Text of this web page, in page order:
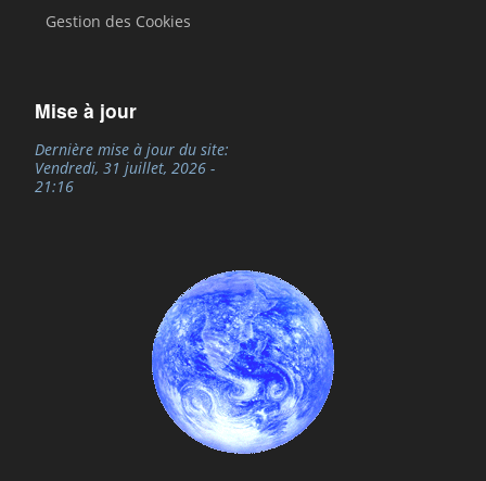
Gestion des Cookies
Mise à jour
Dernière mise à jour du site:
Vendredi, 31 juillet, 2026 -
21:16